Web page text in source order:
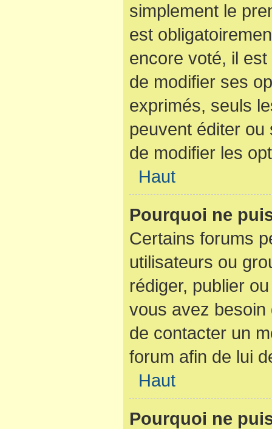
simplement le
est
encore voté, il
de modifier ses
exprimés, seuls
peuvent éditer
de modifier les
Haut
Pourquoi ne
Certains forums
utilisateurs ou
rédiger, publier
vous avez
de contacter un
forum afin de lui
Haut
Pourquoi ne